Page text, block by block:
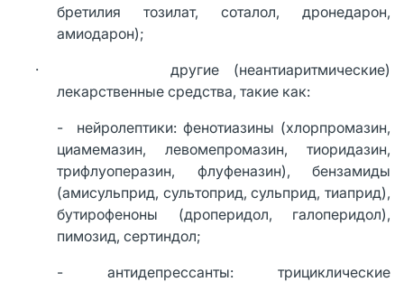
бретилия тозилат, соталол, дронедарон,
амиодарон);
· другие (неантиаритмические)
лекарственные средства, такие как:
- нейролептики: фенотиазины (хлорпромазин,
циамемазин, левомепромазин, тиоридазин,
трифлуоперазин, флуфеназин), бензамиды
(амисульприд, сультоприд, сульприд, тиаприд),
бутирофеноны (дроперидол, галоперидол),
пимозид, сертиндол;
- антидепрессанты: трициклические